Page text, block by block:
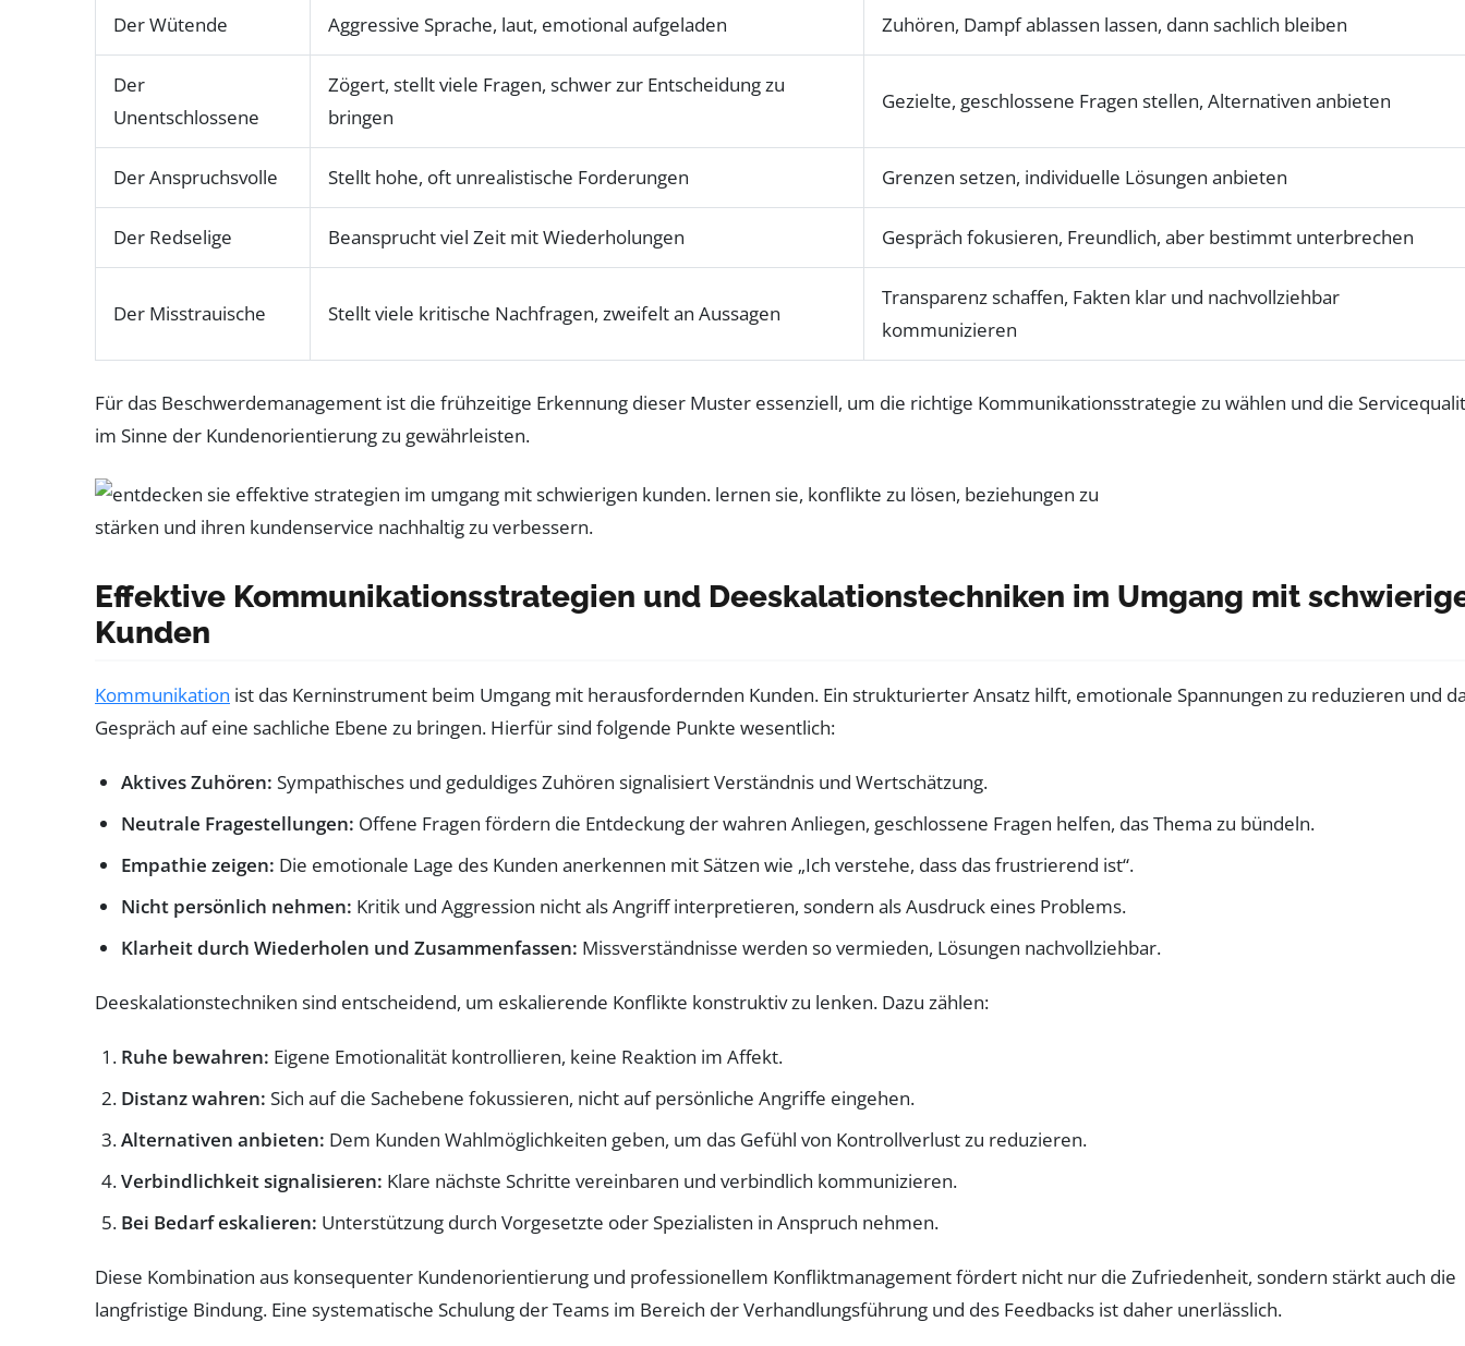
Der Wütende Aggressive Sprache, laut, emotional aufgeladen Zuhören, Dampf ablassen lassen, dann sachlich bleiben
Der
Unentschlossene
Zögert, stellt viele Fragen, schwer zur Entscheidung zu
bringen
Gezielte, geschlossene Fragen stellen, Alternativen anbieten
Der Anspruchsvolle Stellt hohe, oft unrealistische Forderungen Grenzen setzen, individuelle Lösungen anbieten
Der Redselige Beansprucht viel Zeit mit Wiederholungen Gespräch fokusieren, Freundlich, aber bestimmt unterbrechen
Der Misstrauische Stellt viele kritische Nachfragen, zweifelt an Aussagen
Transparenz schaffen, Fakten klar und nachvollziehbar
kommunizieren
Für das Beschwerdemanagement ist die frühzeitige Erkennung dieser Muster essenziell, um die richtige Kommunikationsstrategie zu wählen und die
im Sinne der Kundenorientierung zu gewährleisten.
Effektive Kommunikationsstrategien und Deeskalationstechniken im Umgang mit
Kunden
Kommunikation ist das Kerninstrument beim Umgang mit herausfordernden Kunden. Ein strukturierter Ansatz hilft, emotionale Spannungen zu reduzieren und
Gespräch auf eine sachliche Ebene zu bringen. Hierfür sind folgende Punkte wesentlich:
Aktives Zuhören: Sympathisches und geduldiges Zuhören signalisiert Verständnis und Wertschätzung.
Neutrale Fragestellungen: Offene Fragen fördern die Entdeckung der wahren Anliegen, geschlossene Fragen helfen, das Thema zu bündeln.
Empathie zeigen: Die emotionale Lage des Kunden anerkennen mit Sätzen wie „Ich verstehe, dass das frustrierend ist“.
Nicht persönlich nehmen: Kritik und Aggression nicht als Angriff interpretieren, sondern als Ausdruck eines Problems.
Klarheit durch Wiederholen und Zusammenfassen: Missverständnisse werden so vermieden, Lösungen nachvollziehbar.
Deeskalationstechniken sind entscheidend, um eskalierende Konflikte konstruktiv zu lenken. Dazu zählen:
Ruhe bewahren: Eigene Emotionalität kontrollieren, keine Reaktion im Affekt.
Distanz wahren: Sich auf die Sachebene fokussieren, nicht auf persönliche Angriffe eingehen.
Alternativen anbieten: Dem Kunden Wahlmöglichkeiten geben, um das Gefühl von Kontrollverlust zu reduzieren.
Verbindlichkeit signalisieren: Klare nächste Schritte vereinbaren und verbindlich kommunizieren.
Bei Bedarf eskalieren: Unterstützung durch Vorgesetzte oder Spezialisten in Anspruch nehmen.
Diese Kombination aus konsequenter Kundenorientierung und professionellem Konfliktmanagement fördert nicht nur die Zufriedenheit, sondern stärkt auch die
langfristige Bindung. Eine systematische Schulung der Teams im Bereich der Verhandlungsführung und des Feedbacks ist daher unerlässlich.